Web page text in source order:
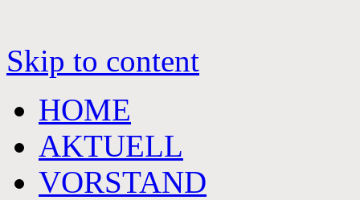
Skip to content
HOME
AKTUELL
VORSTAND